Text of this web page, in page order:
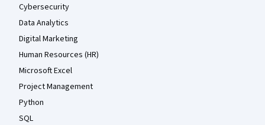
Cybersecurity
Data Analytics
Digital Marketing
Human Resources (HR)
Microsoft Excel
Project Management
Python
SQL